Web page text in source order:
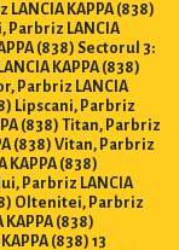
KAPPA (838)
Parbriz LANCIA
(838) Sectorul 3:
KAPPA (838)
Parbriz LANCIA
Lipscani, Parbriz
(838) Titan, Parbriz
(838) Vitan, Parbriz
KAPPA (838)
Parbriz LANCIA
Oltenitei, Parbriz
(838)
(838) 13